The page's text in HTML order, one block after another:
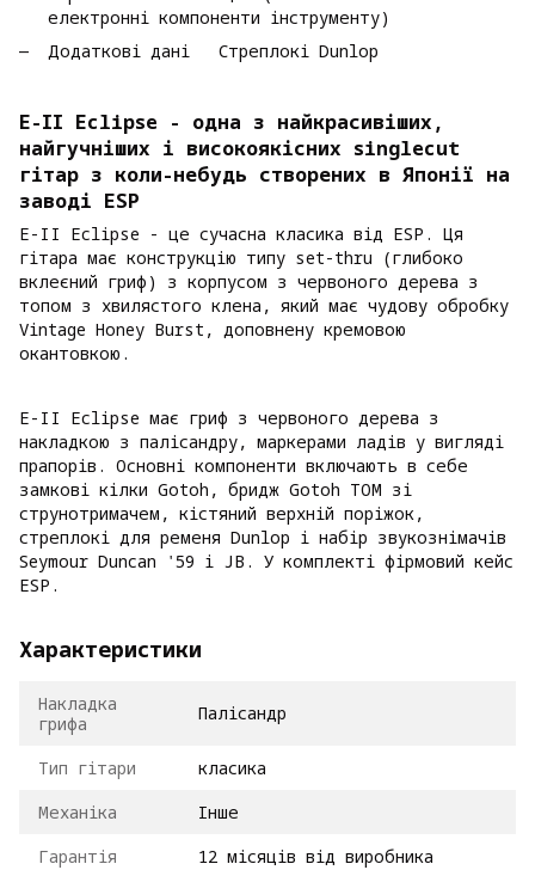
електронні компоненти інструменту)
Додаткові дані Стреплокі Dunlop
E-II Eclipse - одна з найкрасивіших,
найгучніших і високоякісних singlecut
гітар з коли-небудь створених в Японії на
заводі ESP
E-II Eclipse - це сучасна класика від ESP. Ця
гітара має конструкцію типу set-thru (глибоко
вклеєний гриф) з корпусом з червоного дерева з
топом з хвилястого клена, який має чудову обробку
Vintage Honey Burst, доповнену кремовою
окантовкою.
E-II Eclipse має гриф з червоного дерева з
накладкою з палісандру, маркерами ладів у вигляді
прапорів. Основні компоненти включають в себе
замкові кілки Gotoh, бридж Gotoh TOM зі
струнотримачем, кістяний верхній поріжок,
стреплокі для ременя Dunlop і набір звукознімачів
Seymour Duncan '59 і JB. У комплекті фірмовий кейс
ESP.
Характеристики
Накладка
грифа
Палісандр
Тип гітари
класика
Механіка
Інше
Гарантія
12 місяців від виробника